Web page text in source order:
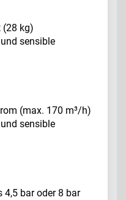
(28 kg)
sensible
(max. 170 m³/h)
sensible
4,5 bar oder 8 bar